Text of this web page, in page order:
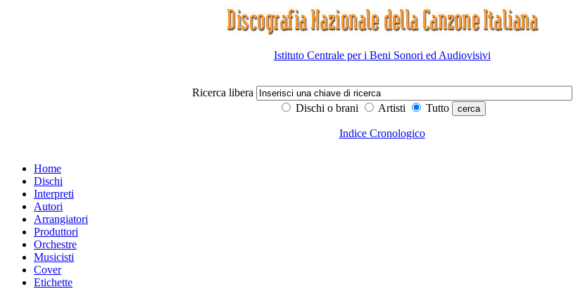
Istituto Centrale per i Beni Sonori ed Audiovisivi
Ricerca libera
Dischi o brani
Artisti Tutto
Indice Cronologico
Home
Dischi
Interpreti
Autori
Arrangiatori
Produttori
Orchestre
Musicisti
Cover
Etichette